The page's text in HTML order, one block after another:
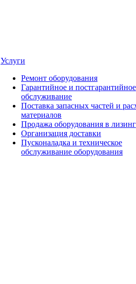
Услуги
Ремонт оборудования
Гарантийное и постгарантийное
обслуживание
Поставка запасных частей и
материалов
Продажа оборудования в лизинг
Организация доставки
Пусконаладка и техническое
обслуживание оборудования